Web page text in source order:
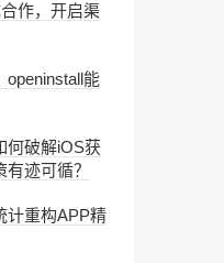
作，开启渠
openinstall能
何破解iOS获
迹可循？
计重构APP精